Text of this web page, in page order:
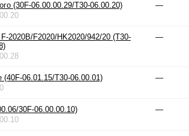
(30F-06.00.00.29/T30-06.00.20)
—
2020B/F2020/HK2020/942/20 (T30-
—
(40F-06.01.15/T30-06.00.01)
—
30F-06.00.00.10)
—